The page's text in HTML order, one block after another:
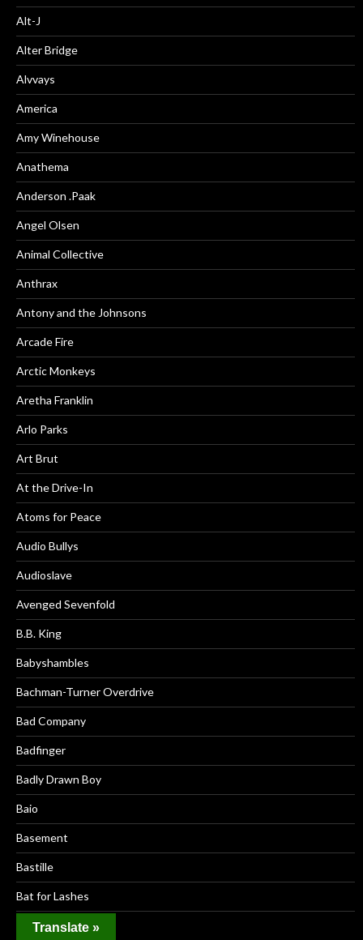
Alt-J
Alter Bridge
Alvvays
America
Amy Winehouse
Anathema
Anderson .Paak
Angel Olsen
Animal Collective
Anthrax
Antony and the Johnsons
Arcade Fire
Arctic Monkeys
Aretha Franklin
Arlo Parks
Art Brut
At the Drive-In
Atoms for Peace
Audio Bullys
Audioslave
Avenged Sevenfold
B.B. King
Babyshambles
Bachman-Turner Overdrive
Bad Company
Badfinger
Badly Drawn Boy
Baio
Basement
Bastille
Bat for Lashes
Battles
Translate »